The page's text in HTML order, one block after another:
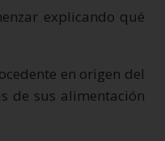
explicando qué
en origen del
de sus alimentación